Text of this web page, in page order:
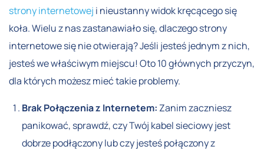
strony internetowej i nieustanny widok kręcącego się
koła. Wielu z nas zastanawiało się, dlaczego strony
internetowe się nie otwierają? Jeśli jesteś jednym z nich,
jesteś we właściwym miejscu! Oto 10 głównych przyczyn,
dla których możesz mieć takie problemy.
Brak Połączenia z Internetem: Zanim zaczniesz
panikować, sprawdź, czy Twój kabel sieciowy jest
dobrze podłączony lub czy jesteś połączony z